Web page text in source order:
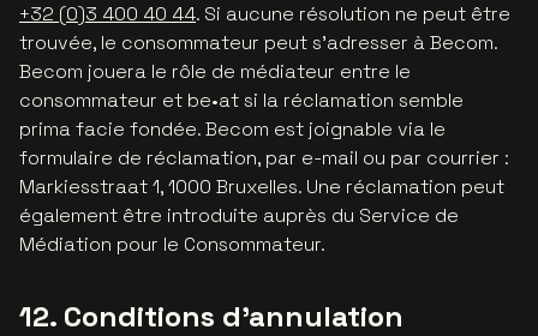
+32 (0)3 400 40 44. Si aucune résolution ne peut être
trouvée, le consommateur peut s'adresser à Becom.
Becom jouera le rôle de médiateur entre le
consommateur et be•at si la réclamation semble
prima facie fondée. Becom est joignable via le
formulaire de réclamation, par e-mail ou par courrier :
Markiesstraat 1, 1000 Bruxelles. Une réclamation peut
également être introduite auprès du Service de
Médiation pour le Consommateur.
12. Conditions d'annulation